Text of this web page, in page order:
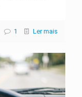
1 Ler mais